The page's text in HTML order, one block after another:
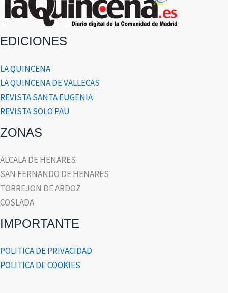
EDICIONES
LA QUINCENA
LA QUINCENA DE VALLECAS
REVISTA SANTA EUGENIA
REVISTA SOLO PAU
ZONAS
ALCALA DE HENARES
SAN FERNANDO DE HENARES
TORREJON DE ARDOZ
COSLADA
IMPORTANTE
POLITICA DE PRIVACIDAD
POLITICA DE COOKIES